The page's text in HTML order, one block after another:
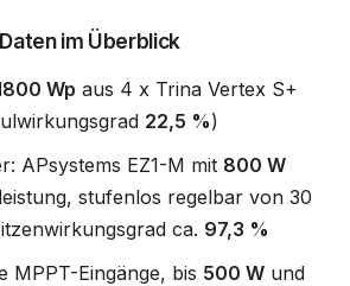
im Überblick
Wp aus 4 x Trina Vertex S+
22,5 %)
APsystems EZ1-M mit 800 W
stufenlos regelbar von 30
ca. 97,3 %
MPPT-Eingänge, bis 500 W und